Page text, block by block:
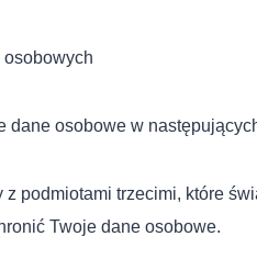
dane osobowe w
z podmiotami trzecimi, które
Twoje dane osobowe.